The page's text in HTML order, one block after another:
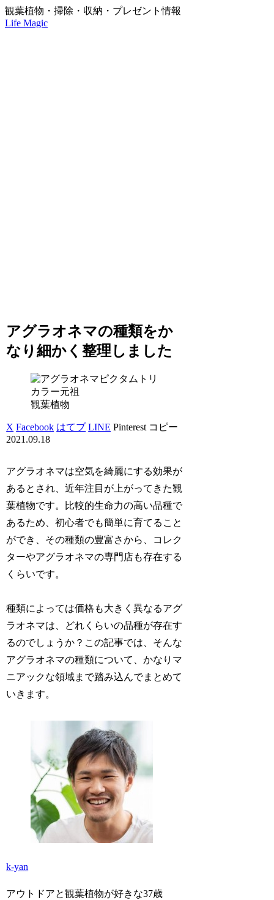
観葉植物・掃除・収納・プレゼント情報
Life Magic
アグラオネマの種類をか
なり細かく整理しました
観葉植物
X Facebook はてブ LINE Pinterest コピー
2021.09.18
アグラオネマは空気を綺麗にする効果が
あるとされ、近年注目が上がってきた観
葉植物です。比較的生命力の高い品種で
あるため、初心者でも簡単に育てること
ができ、その種類の豊富さから、コレク
ターやアグラオネマの専門店も存在する
くらいです。
種類によっては価格も大きく異なるアグ
ラオネマは、どれくらいの品種が存在す
るのでしょうか？この記事では、そんな
アグラオネマの種類について、かなりマ
ニアックな領域まで踏み込んでまとめて
いきます。
k-yan
アウトドアと観葉植物が好きな37歳